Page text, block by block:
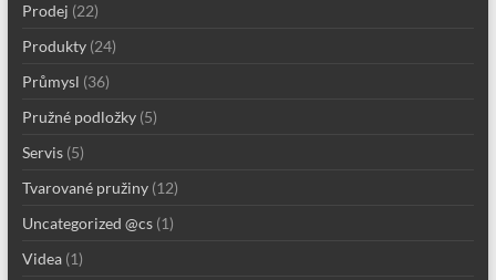
Prodej (22)
Produkty(24)
Průmysl (36)
Pružné podložky(5)
Servis(5)
Tvarované pružiny(12)
Uncategorized @cs(1)
Videa(1)